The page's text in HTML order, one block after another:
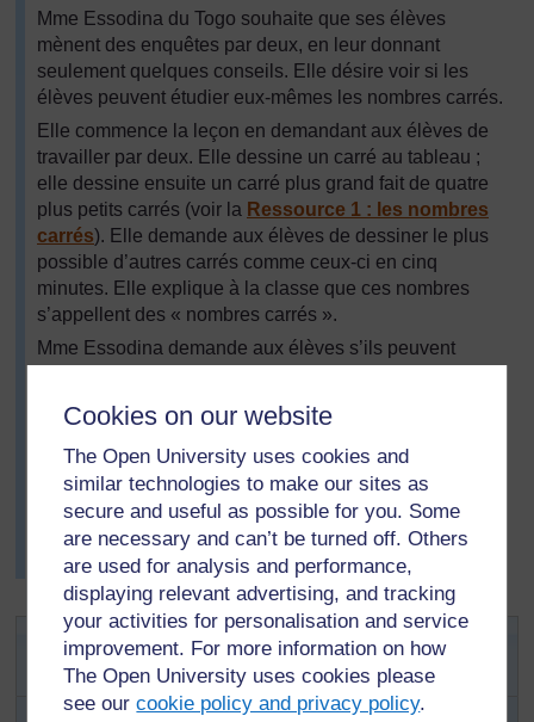
Cookies on our website
The Open University uses cookies and
similar technologies to make our sites as
secure and useful as possible for you. Some
are necessary and can’t be turned off. Others
are used for analysis and performance,
displaying relevant advertising, and tracking
your activities for personalisation and service
improvement. For more information on how
The Open University uses cookies please
see ourcookie policy and privacy policy.
Mme Essodina du Togo souhaite que ses élèves
mènent des enquêtes par deux, en leur donnant
seulement quelques conseils. Elle désire voir si les
élèves peuvent étudier eux-mêmes les nombres carrés.
Elle commence la leçon en demandant aux élèves de
travailler par deux. Elle dessine un carré au tableau ;
elle dessine ensuite un carré plus grand fait de quatre
plus petits carrés (voir la Ressource 1 : les nombres
carrés). Elle demande aux élèves de dessiner le plus
possible d’autres carrés comme ceux-ci en cinq
minutes. Elle explique à la classe que ces nombres
s’appellent des « nombres carrés ».
Mme Essodina demande aux élèves s’ils peuvent
chaque grand carré.
En permettant aux élèves de travailler avec un
maximum d’autonomie, Mme Essodina pense qu’ils
prendront de l’assurance et qu’ils trouveront la leçon
agréable. Elle s’aperçoit que la plupart des groupes
travaillent bien ensemble.
Activité 1 : Créer des nombres
carrés avec des objets
Examinez la tâche de laRessource 1. Lisez-la